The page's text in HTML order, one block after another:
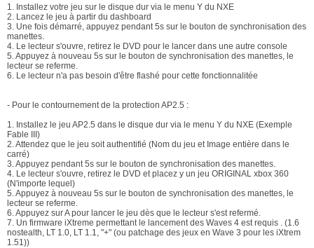
1. Installez votre jeu sur le disque dur via le menu Y du NXE
2. Lancez le jeu à partir du dashboard
3. Une fois démarré, appuyez pendant 5s sur le bouton de synchronisation des
manettes.
4. Le lecteur s'ouvre, retirez le DVD pour le lancer dans une autre console
5. Appuyez à nouveau 5s sur le bouton de synchronisation des manettes, le
lecteur se referme.
6. Le lecteur n'a pas besoin d'être flashé pour cette fonctionnalitée
- Pour le contournement de la protection AP2.5 :
1. Installez le jeu AP2.5 dans le disque dur via le menu Y du NXE (Exemple
Fable III)
2. Attendez que le jeu soit authentifié (Nom du jeu et Image entière dans le
carré)
3. Appuyez pendant 5s sur le bouton de synchronisation des manettes.
4. Le lecteur s'ouvre, retirez le DVD et placez y un jeu ORIGINAL xbox 360
(N'importe lequel)
5. Appuyez à nouveau 5s sur le bouton de synchronisation des manettes, le
lecteur se referme.
6. Appuyez sur A pour lancer le jeu dès que le lecteur s'est refermé.
7. Un firmware iXtreme permettant le lancement des Waves 4 est requis . (1.6
nostealth, LT 1.0, LT 1.1, "+" (ou patchage des jeux en Wave 3 pour les iXtrem
1.51))